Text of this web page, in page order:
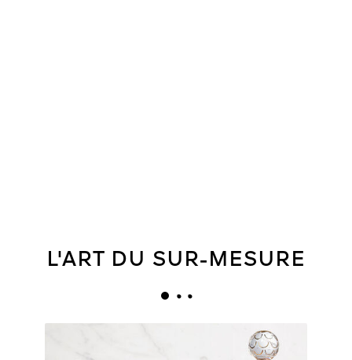
L'ART DU SUR-MESURE